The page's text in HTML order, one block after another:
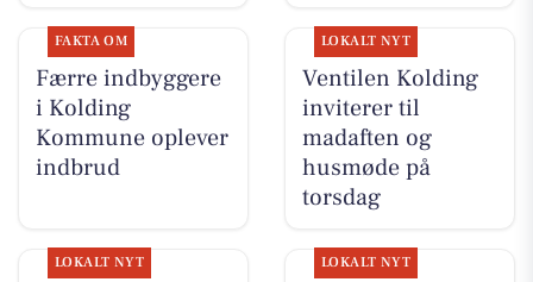
FAKTA OM
Færre indbyggere
i Kolding
Kommune oplever
indbrud
LOKALT NYT
Ventilen Kolding
inviterer til
madaften og
husmøde på
torsdag
LOKALT NYT LOKALT NYT